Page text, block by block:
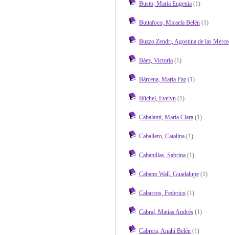
Busto, María Eugenia(1)
Buttafoco, Micaela Belén(1)
Buzzo Zendri, Agostina de las
Báez, Victoria(1)
Bárcena, María Paz(1)
Büchel, Evelyn(1)
Cabalanti, María Clara(1)
Caballero, Catalina(1)
Cabanillas, Sabrina(1)
Cabano Wall, Guadalupe(1)
Cabarcos, Federico(1)
Cabral, Matías Andrés(1)
Cabrera, Anahí Belén(1)